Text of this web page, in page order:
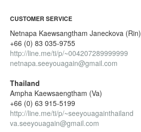
CUSTOMER SERVICE
Netnapa Kaewsangtham Janeckova (Rin)
+66 (0) 83 035-9755
http://line.me/ti/p/~004207289999999
netnapa.seeyouagain@gmail.com
Thailand
Ampha Kaewsaengtham (Va)
+66 (0) 63 915-5199
http://line.me/ti/p/~seeyouagainthailand
va.seeyouagain@gmail.com